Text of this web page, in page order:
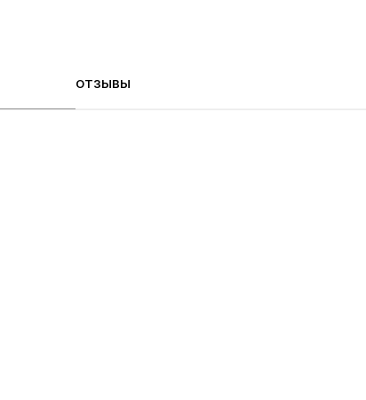
ОТЗЫВЫ